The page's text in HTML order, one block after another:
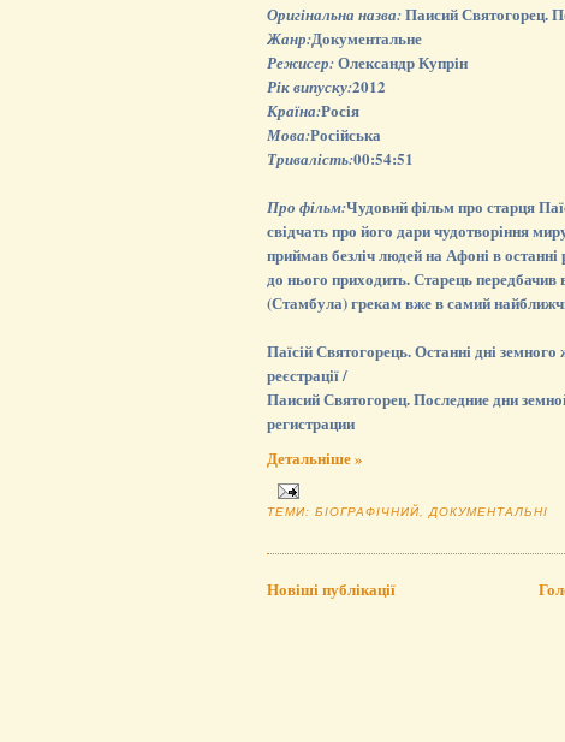
Оригінальна назва:Паисий Святогорец.
Жанр:Документальне
Режисер:Олександр Купрін
Рік випуску:2012
Країна:Росія
Мова:Російська
Тривалість:00:54:51
Про фільм:Чудовий фільм про старця
свідчать про його дари чудотворіння
приймав безліч людей на Афоні в
до нього приходить. Старець передбачив
(Стамбула) грекам вже в самий
Паїсій Святогорець. Останні дні
реєстрації /
Паисий Святогорец. Последние дни
регистрации
Детальніше »
ТЕМИ:БІОГРАФІЧНИЙ ,ДОКУМЕНТАЛЬНІ
Новіші публікації